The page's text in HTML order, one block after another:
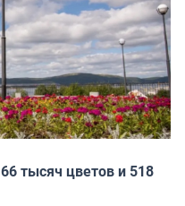
тысяч цветов и 518